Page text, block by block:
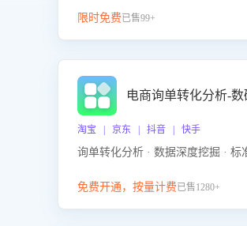
限时免费已售99+
电商询单转化分析-
淘宝 | 京东 | 抖音 | 快手
询单转化分析 · 数据深度挖掘 · 标
免费开通，按量计费已售1280+